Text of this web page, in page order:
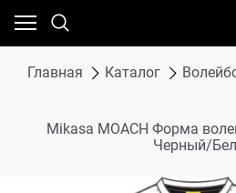
Главная Каталог
Mikasa MOACH Форма
Черный/